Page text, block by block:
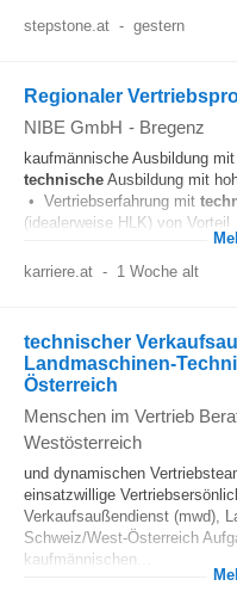
stepstone.at - gestern
Regionaler
NIBE GmbH - Bregenz
kaufmännische Ausbildung mit
technische Ausbildung mit
• Vertriebserfahrung mit
(idealerweise HLK) von
karriere.at - 1 Woche alt
technischer
Landmaschinen-
Österreich
Menschen im Vertrieb
Westösterreich
und dynamischen
einsatzwillige
Verkaufsaußendienst (mwd),
Schweiz/West-Österreich
kaufmännischen...